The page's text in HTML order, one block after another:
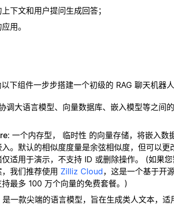
下文和用户提问生成回答；
用。
下组件一步步搭建一个初级的 RAG 聊天机器人
调大语言模型、向量数据库、嵌入模型等之间
: 一个内存型， 临时性 的向量存储，将嵌入数
。默认的相似度度量是余弦相似度，但可以
适用于演示，不支持 ID 或删除操作。 (如果
我们推荐使用 Zilliz Cloud，这是一个基于开
最多 100 万个向量的免费套餐。)
一款尖端的语言模型，旨在生成类人文本，适